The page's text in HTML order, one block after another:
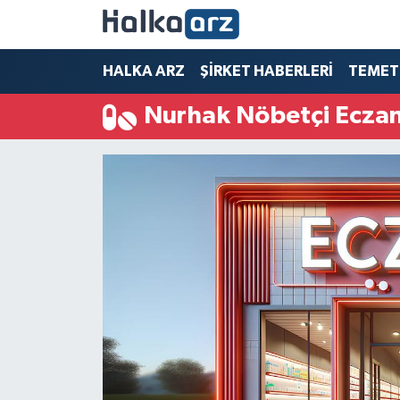
HALKA ARZ ŞİRKET HABERLERİ
Nurhak Nöbetçi
HALKA ARZ
SERMAYE ARTIRIMI
ŞİRKET HABERLERİ